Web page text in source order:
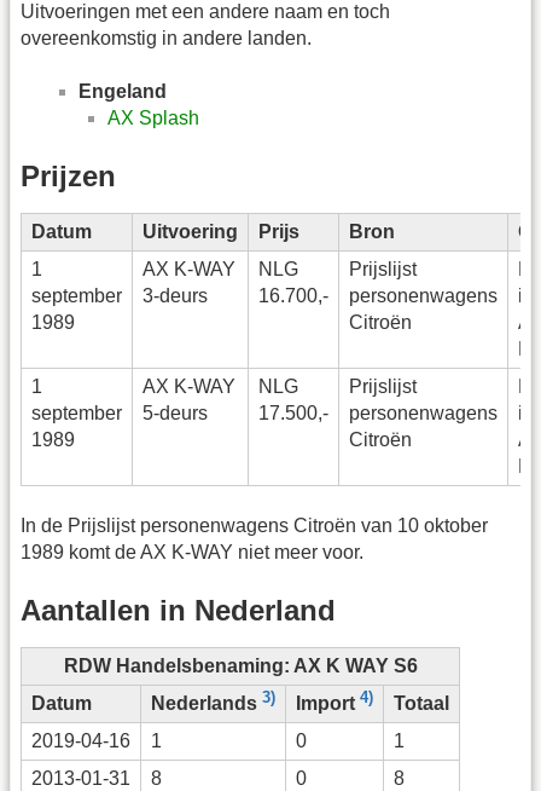
Uitvoeringen met een andere naam en toch
overeenkomstig in andere landen.
Engeland
AX Splash
Prijzen
Datum Uitvoering Prijs Bron
1
september
1989
AX K-WAY
3-deurs
NLG
16.700,-
Prijslijst
personenwagens
Citroën
1
september
1989
AX K-WAY
5-deurs
NLG
17.500,-
Prijslijst
personenwagens
Citroën
In de Prijslijst personenwagens Citroën van 10 oktober
1989 komt de AX K-WAY niet meer voor.
Aantallen in Nederland
RDW Handelsbenaming: AX K WAY S6
Datum
Nederlands 3) Import 4)
Totaal
2019-04-16
1 0
1
2013-01-31
8 0 8